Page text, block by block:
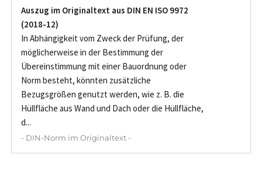
Auszug im Originaltext aus DIN EN ISO 9972
(2018-12)
In Abhängigkeit vom Zweck der Prüfung, der
möglicherweise in der Bestimmung der
Übereinstimmung mit einer Bauordnung oder
Norm besteht, könnten zusätzliche
Bezugsgrößen genutzt werden, wie z. B. die
Hüllfläche aus Wand und Dach oder die Hüllfläche,
d...
- DIN-Norm im Originaltext -